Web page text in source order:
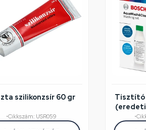
szilikonzsír 60 gr
•Cikkszám: USR059
Tisztító
•